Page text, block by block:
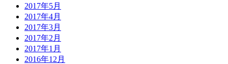
2017年5月
2017年4月
2017年3月
2017年2月
2017年1月
2016年12月